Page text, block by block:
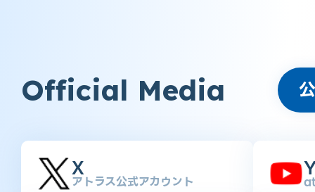
Official Media
X
アトラス公式アカウント